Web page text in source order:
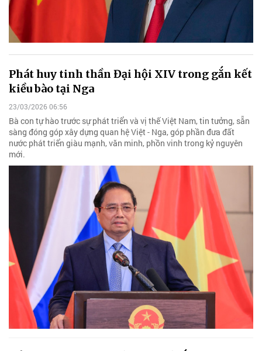
Phát huy tinh thần Đại hội XIV trong gắn kết
kiều bào tại Nga
23/03/2026 06:56
Bà con tự hào trước sự phát triển và vị thế Việt Nam, tin tưởng, sẵn
sàng đóng góp xây dựng quan hệ Việt - Nga, góp phần đưa đất
nước phát triển giàu mạnh, văn minh, phồn vinh trong kỷ nguyên
mới.